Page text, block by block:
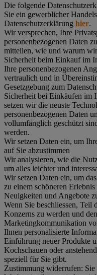
Die folgende
Sie ein gewerblicher
Datenschutzerklärung hier.
Wir versprechen, Ihre
personenbezogenen Daten
mitteilen, wie und warum
Sicherheit beim Einkauf im
Ihre personenbezogenen
vertraulich und in
Gesetzgebung zum
Sicherheit bei Einkäufen im
setzen wir die neuste
personenbezogenen Daten
vollumfänglich geschützt
werden.
Wir setzen Daten ein, um
auf Sie abzustimmen
Wir analysieren, wie die
um alles leichter und
Wir setzen Daten ein, um
zu einem schöneren
Neuigkeiten und Angebote
Wenn Sie beschliessen, Teil
Konzerns zu werden und
Marketingkommunikation
Ihnen personalisierte
Einführung neuer Produkte
Kochschauen oder
speziell für Sie gibt.
Zustimmung widerrufen: